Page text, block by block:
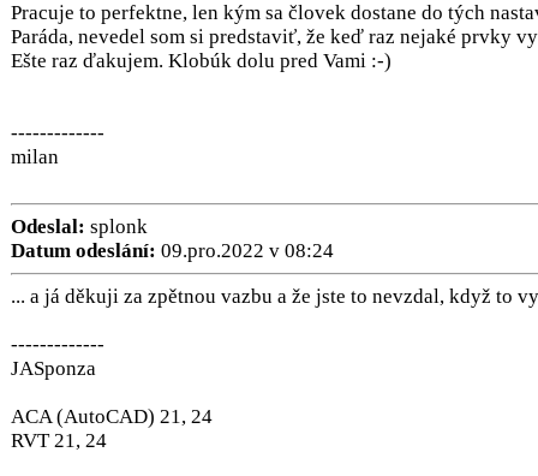
Pracuje to perfektne, len kým sa človek dostane do tých
Paráda, nevedel som si predstaviť, že keď raz nejaké prvky
Ešte raz ďakujem. Klobúk dolu pred Vami :-)
-------------
milan
Odeslal: splonk
Datum odeslání: 09.pro.2022 v 08:24
... a já děkuji za zpětnou vazbu a že jste to nevzdal, když to
-------------
JASponza
ACA (AutoCAD) 21, 24
RVT 21, 24